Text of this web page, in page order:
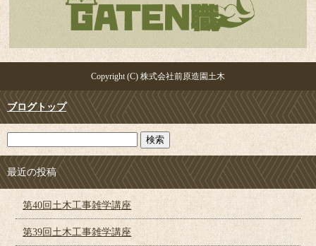
Copyright (C) 株式会社前原造園土木
ブログトップ
最近の投稿
第40回土木工事雑学講座
第39回土木工事雑学講座